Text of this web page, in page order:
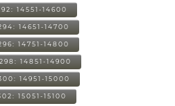
14551-14600
14651-14700
14751-14800
298: 14851-14900
14951-15000
15051-15100